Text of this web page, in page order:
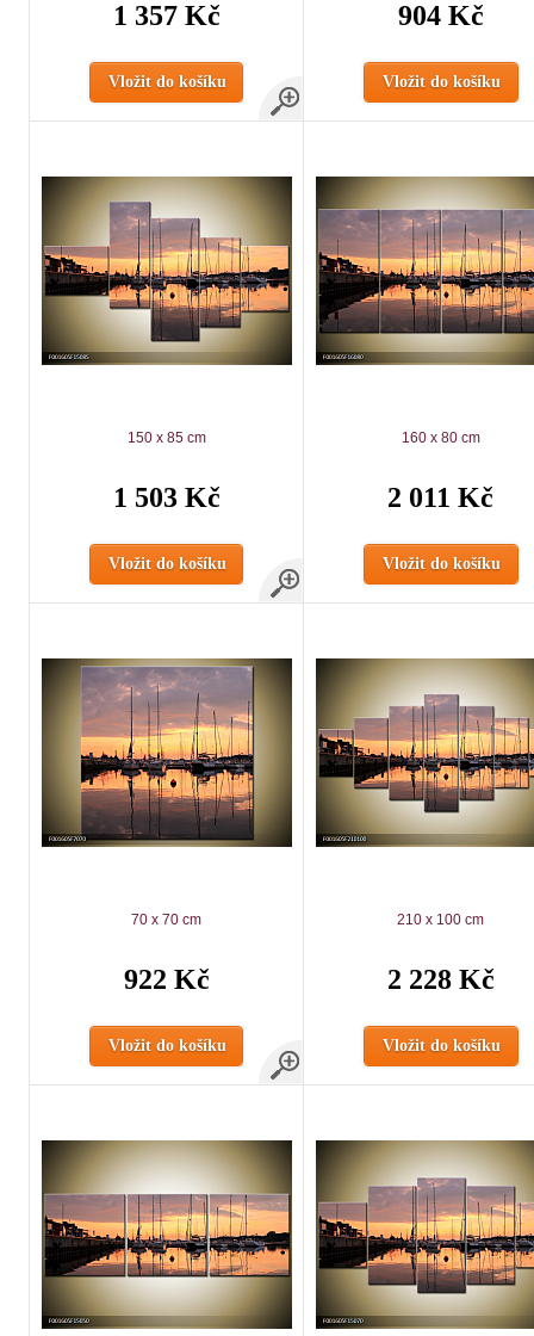
1 357 Kč
Vložit do košíku
904 Kč
Vložit do košíku
150 x 85 cm
1 503 Kč
Vložit do košíku
160 x 80 cm
2 011 Kč
Vložit do košíku
70 x 70 cm
922 Kč
Vložit do košíku
210 x 100 cm
2 228 Kč
Vložit do košíku